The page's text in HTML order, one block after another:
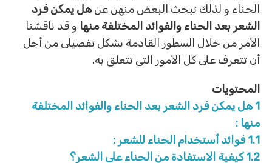
الحناء و لذلك تبحث البعض منهن عنهل يمكن فرد
الشعر بعد الحناء والفوائد المختلفة منها و قد ناقشنا
الأمر من خلال السطور القادمة بشكل تفصيلى من أجل
أن تتعرف على كل الأمور التى تتعلق به.
المحتويات
1 هل يمكن فرد الشعر بعد الحناء والفوائد المختلفة
منها :
1.1 فوائد أستخدام الحناء للشعر :
1.2 كيفية الاستفادة من الحناء على الشعر؟